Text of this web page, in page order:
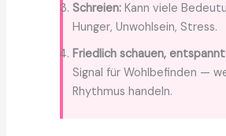
Schreien:Kann viele
Hunger, Unwohlsein, Stress.
Friedlich schauen,
Signal für Wohlbefinden —
Rhythmus handeln.